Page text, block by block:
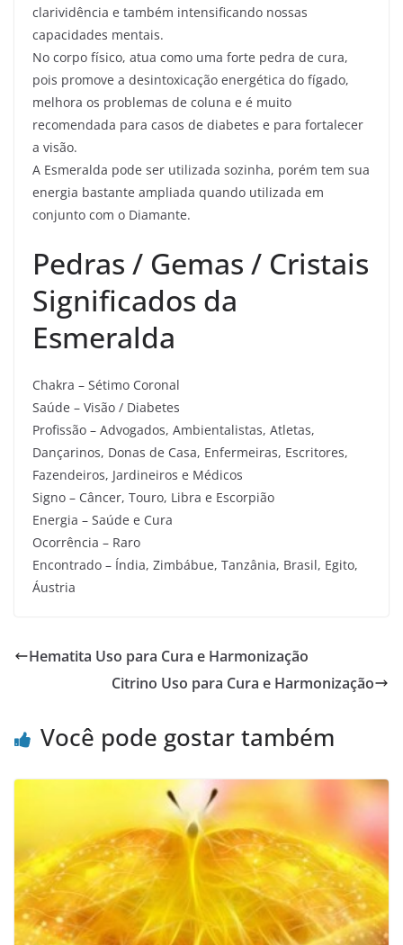
clarividência e também intensificando nossas
capacidades mentais.
No corpo físico, atua como uma forte pedra de cura,
pois promove a desintoxicação energética do fígado,
melhora os problemas de coluna e é muito
recomendada para casos de diabetes e para fortalecer
a visão.
A Esmeralda pode ser utilizada sozinha, porém tem sua
energia bastante ampliada quando utilizada em
conjunto com o Diamante.
Pedras / Gemas / Cristais
Significados da
Esmeralda
Chakra – Sétimo Coronal
Saúde – Visão / Diabetes
Profissão – Advogados, Ambientalistas, Atletas,
Dançarinos, Donas de Casa, Enfermeiras, Escritores,
Fazendeiros, Jardineiros e Médicos
Signo – Câncer, Touro, Libra e Escorpião
Energia – Saúde e Cura
Ocorrência – Raro
Encontrado – Índia, Zimbábue, Tanzânia, Brasil, Egito,
Áustria
Hematita Uso para Cura e Harmonização
Citrino Uso para Cura e Harmonização
Você pode gostar também